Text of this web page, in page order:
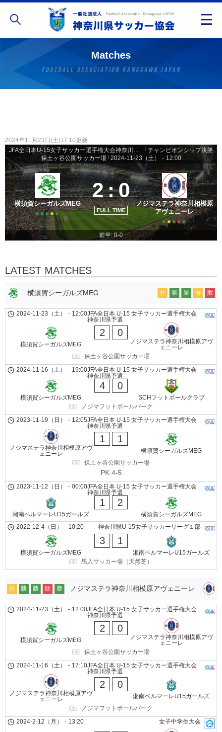
Matches
2024年11月23日(土)17:10更新
チャンピオンシップ決勝
保土ヶ谷公園サッカー場
2024-11-23（土） - 12:00
横須賀シーガルズMEG
2:0
FULL TIME
ノジマステラ神奈川相模原
アヴェニーレ
前半: 0-0
LATEST MATCHES
横須賀シーガルズMEG 分 勝 勝 分 敗
JFA全日本 U-15 女子サッカー選手権大会
神奈川県予選
2024-11-23（土） - 12:00
横須賀シーガルズMEG
2 0
ノジマステラ神奈川相模原アヴ
ェニーレ
保土ヶ谷公園サッカー場
JFA全日本 U-15 女子サッカー選手権大会
神奈川県予選
2024-11-16（土） - 19:00
横須賀シーガルズMEG
4 0
SCHフットボールクラブ
ノジマフットボールパーク
JFA全日本 U-15 女子サッカー選手権大会
神奈川県予選
2023-11-19（日） - 12:05
ノジマステラ神奈川相模原アヴ
ェニーレ
1 1
横須賀シーガルズMEG
保土ヶ谷公園サッカー場
PK 4-5
JFA全日本 U-15 女子サッカー選手権大会
神奈川県予選
2023-11-12（日） - 00:00
湘南ベルマーレU15ガールズ
1 2
横須賀シーガルズMEG
神奈川県U-15女子サッカーリーグ１部
2022-12-4（日） - 10:20
横須賀シーガルズMEG
3 1
湘南ベルマーレU15ガールズ
馬入サッカー場（天然芝）
ノジマステラ神奈川相模原アヴェニーレ
分 勝 勝 敗 勝
JFA全日本 U-15 女子サッカー選手権大会
神奈川県予選
2024-11-23（土） - 12:00
横須賀シーガルズMEG
2 0
ノジマステラ神奈川相模原アヴ
ェニーレ
保土ヶ谷公園サッカー場
JFA全日本 U-15 女子サッカー選手権大会
神奈川県予選
2024-11-16（土） - 17:10
ノジマステラ神奈川相模原アヴ
ェニーレ
2 0
湘南ベルマーレU15ガールズ
ノジマフットボールパーク
女子中学生大会
2024-2-12（月） - 13:20